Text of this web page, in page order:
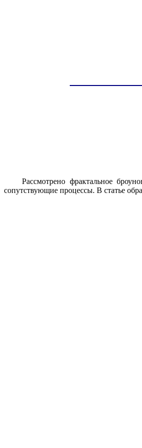
Рассмотрено фрактальное
сопутствующие процессы. В статье